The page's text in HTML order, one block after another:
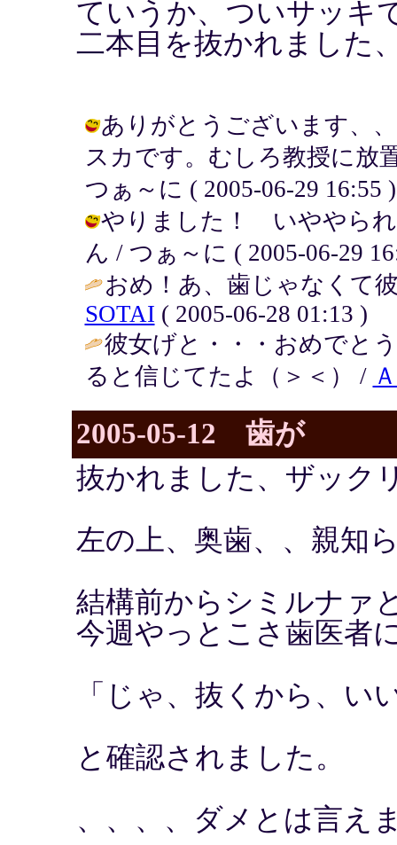
ていうか、ついサッキ
二本目を抜かれました
ありがとうございます、
スカです。むしろ教授に放
つぁ～に ( 2005-06-29 16:55 )
やりました！ いややら
ん / つぁ～に ( 2005-06-29
おめ！あ、歯じゃなくて
SOTAI ( 2005-06-28 01:13 )
彼女げと・・・おめでと
ると信じてたよ（＞＜） /
2005-05-12 歯が
抜かれました、ザック
左の上、奥歯、、親知
結構前からシミルナァ
今週やっとこさ歯医者
「じゃ、抜くから、い
と確認されました。
、、、、ダメとは言え